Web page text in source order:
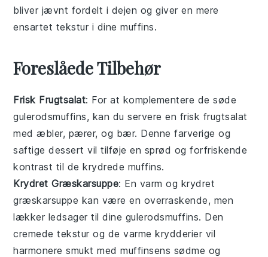
bliver jævnt fordelt i dejen og giver en mere
ensartet tekstur i dinemuffins.
Foreslåede Tilbehør
Frisk Frugtsalat: For at komplementere de søde
gulerodsmuffins, kan du servere en frisk frugtsalat
medæbler, pærer, og bær. Denne farverige og
saftigedessert vil tilføje en sprød og forfriskende
kontrast til de krydrede muffins.
Krydret Græskarsuppe: En varm og krydret
græskarsuppe kan være en overraskende, men
lækker ledsager til dine gulerodsmuffins. Den
cremede tekstur og de varme krydderier vil
harmonere smukt med muffinsens sødme og